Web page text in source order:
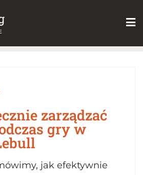
zarządzać
gry w
jak efektywnie